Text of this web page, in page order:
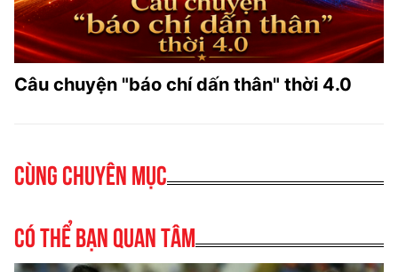
Câu chuyện "báo chí dấn thân" thời 4.0
Cùng chuyên mục
Có thể bạn quan tâm